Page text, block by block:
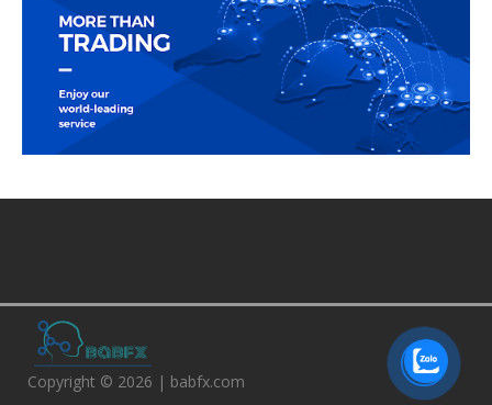
Copyright © 2026 | babfx.com